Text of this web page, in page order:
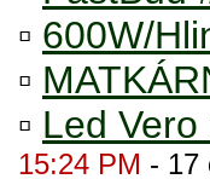
▫ 600W/
▫
▫ Led
15:24 PM - 17